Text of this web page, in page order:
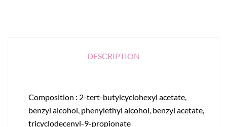
DESCRIPTION
Composition : 2-tert-butylcyclohexyl acetate,
benzyl alcohol, phenylethyl alcohol, benzyl acetate,
tricyclodecenyl-9-propionate